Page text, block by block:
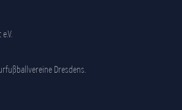
Dresdens.